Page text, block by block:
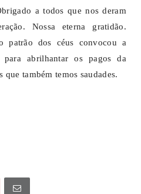
a todos que nos deram
Nossa eterna gratidão.
patrão dos céus convocou a
abrilhantar os pagos da
também temos saudades.